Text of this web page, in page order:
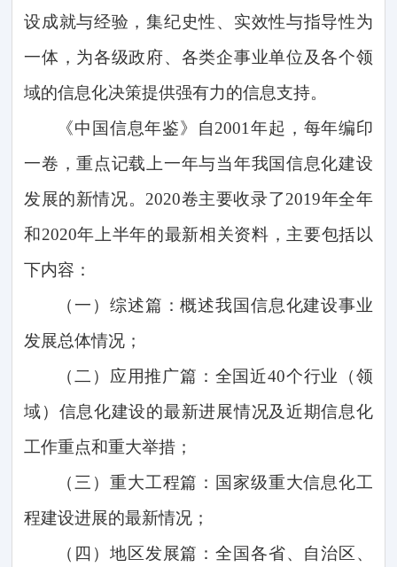
设成就与经验，集纪史性、实效性与指导性为
一体，为各级政府、各类企事业单位及各个领
域的信息化决策提供强有力的信息支持。
《中国信息年鉴》自2001 年起，每年编印
一卷，重点记载上一年与当年我国信息化建设
发展的新情况。 2020卷主要收录了2019年全年
和2020年上半年的最新相关资料，主要包括以
下内容：
（一）综述篇：概述我国信息化建设事业
发展总体情况；
（二）应用推广篇：全国近40个行业（领
域）信息化建设的最新进展情况及近期信息化
工作重点和重大举措；
（三）重大工程篇：国家级重大信息化工
程建设进展的最新情况；
（四）地区发展篇：全国各省、自治区、